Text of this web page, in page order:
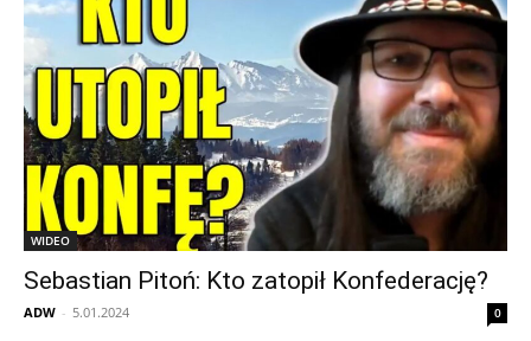
WIDEO
Sebastian Pitoń: Kto zatopił Konfederację?
ADW - 5.01.2024 0